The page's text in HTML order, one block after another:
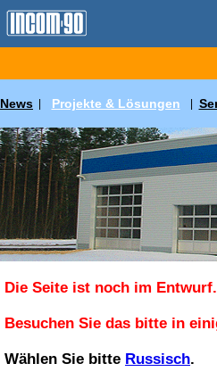
News Projekte & Lösungen
Die Seite ist noch im Entwurf.
Besuchen Sie das bitte in
Wählen Sie bitte Russisch.